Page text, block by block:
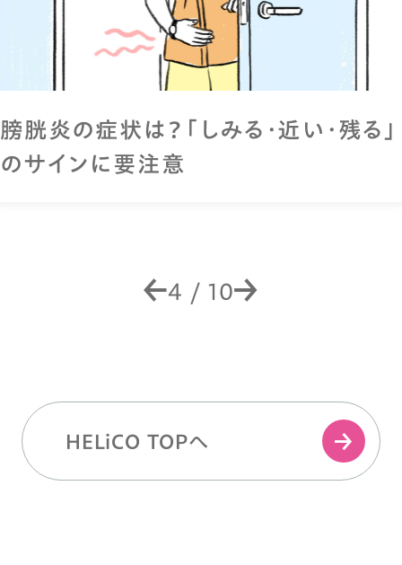
膀胱炎の症状は？「しみる・近い・残る」
のサインに要注意
4 / 10
HELiCO TOPへ